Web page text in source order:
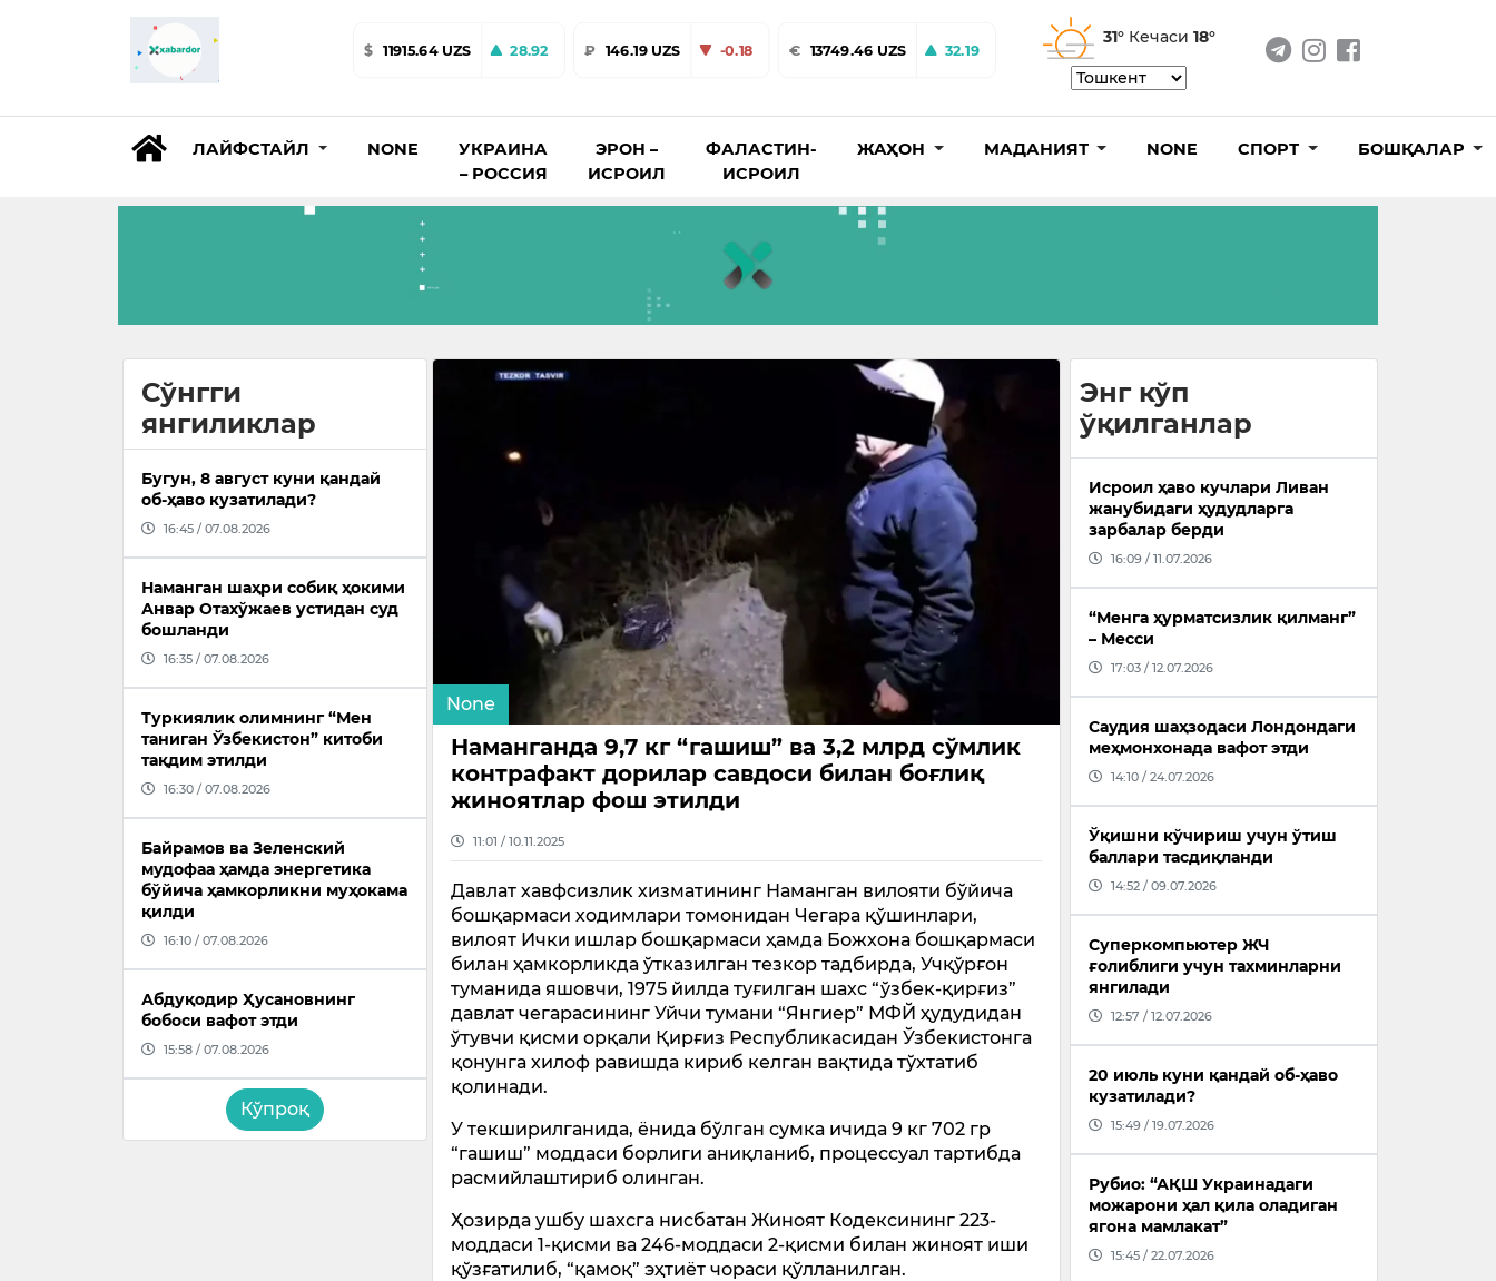
$ 11915.64 UZS 28.92 ₽ 146.19 UZS -0.18 € 13749.46 UZS 32.19
31° Кечаси 18°
ЛАЙФСТАЙЛ NONE
УКРАИНА
– РОССИЯ
ЭРОН –
ИСРОИЛ
ФАЛАСТИН-
ИСРОИЛ
ЖАҲОН МАДАНИЯТ NONE СПОРТ БОШҚАЛАР
Сўнгги
янгиликлар
Бугун, 8 август куни қандай
об-ҳаво кузатилади?
16:45 / 07.08.2026
Наманган шаҳри собиқ ҳокими
Анвар Отахўжаев устидан суд
бошланди
16:35 / 07.08.2026
Туркиялик олимнинг “Мен
таниган Ўзбекистон” китоби
тақдим этилди
16:30 / 07.08.2026
Байрамов ва Зеленский
мудофаа ҳамда энергетика
бўйича ҳамкорликни муҳокама
қилди
16:10 / 07.08.2026
Абдуқодир Ҳусановнинг
бобоси вафот этди
15:58 / 07.08.2026
Кўпроқ
None
Наманганда 9,7 кг “гашиш” ва 3,2 млрд сўмлик
контрафакт дорилар савдоси билан боғлиқ
жиноятлар фош этилди
11:01 / 10.11.2025
Давлат хавфсизлик хизматининг Наманган вилояти бўйича
бошқармаси ходимлари томонидан Чегара қўшинлари,
вилоят Ички ишлар бошқармаси ҳамда Божхона бошқармаси
билан ҳамкорликда ўтказилган тезкор тадбирда, Учқўрғон
туманида яшовчи, 1975 йилда туғилган шахс “ўзбек-қирғиз”
давлат чегарасининг Уйчи тумани “Янгиер” МФЙ ҳудудидан
ўтувчи қисми орқали Қирғиз Республикасидан Ўзбекистонга
қонунга хилоф равишда кириб келган вақтида тўхтатиб
қолинади.
У текширилганида, ёнида бўлган сумка ичида 9 кг 702 гр
“гашиш” моддаси борлиги аниқланиб, процессуал тартибда
расмийлаштириб олинган.
Ҳозирда ушбу шахсга нисбатан Жиноят Кодексининг 223-
моддаси 1-қисми ва 246-моддаси 2-қисми билан жиноят иши
қўзғатилиб, “қамоқ” эҳтиёт чораси қўлланилган.
Энг кўп
ўқилганлар
Исроил ҳаво кучлари Ливан
жанубидаги ҳудудларга
зарбалар берди
16:09 / 11.07.2026
“Менга ҳурматсизлик қилманг”
– Месси
17:03 / 12.07.2026
Саудия шаҳзодаси Лондондаги
меҳмонхонада вафот этди
14:10 / 24.07.2026
Ўқишни кўчириш учун ўтиш
баллари тасдиқланди
14:52 / 09.07.2026
Суперкомпьютер ЖЧ
ғолиблиги учун тахминларни
янгилади
12:57 / 12.07.2026
20 июль куни қандай об-ҳаво
кузатилади?
15:49 / 19.07.2026
Рубио: “АҚШ Украинадаги
можарони ҳал қила оладиган
ягона мамлакат”
15:45 / 22.07.2026